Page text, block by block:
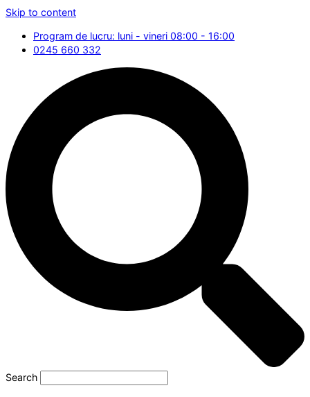
Skip to content
Program de lucru: luni - vineri 08:00 - 16:00
0245 660 332
Search